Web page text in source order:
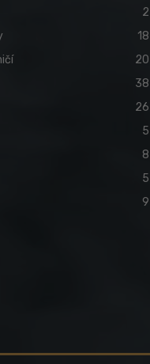
2
18
20
38
26
5
8
5
9